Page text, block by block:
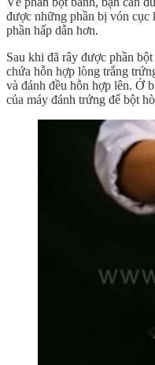
được những phần bị vón cục
phần hấp dẫn hơn.
Sau khi đã rây được phần
chứa hỗn hợp lòng trắng
và đánh đều hỗn hợp lên. Ở
của máy đánh trứng để bột